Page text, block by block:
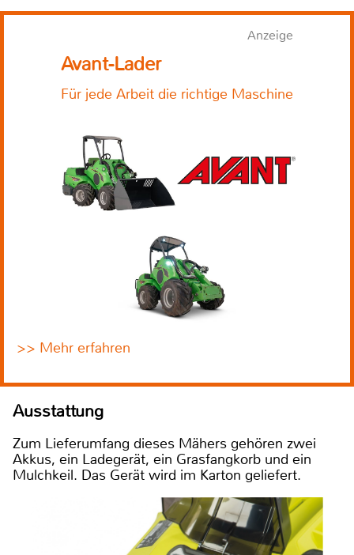
Anzeige
Avant-Lader
Für jede Arbeit die richtige Maschine
>> Mehr erfahren
Ausstattung
Zum Lieferumfang dieses Mähers gehören zwei
Akkus, ein Ladegerät, ein Grasfangkorb und ein
Mulchkeil. Das Gerät wird im Karton geliefert.